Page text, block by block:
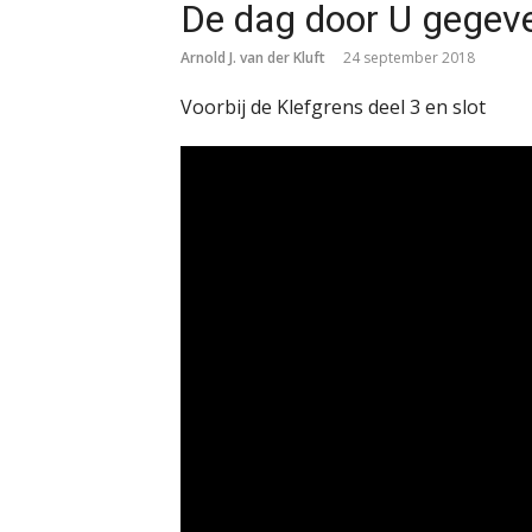
De dag door U
Arnold J. van der Kluft 24 september 2018
Voorbij de Klefgrens deel 3 en slot